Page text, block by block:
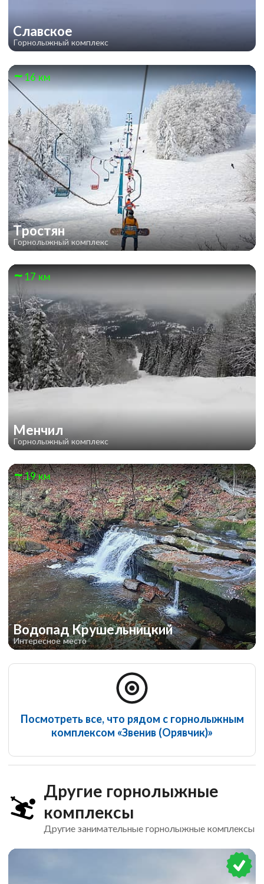
Славское
Горнолыжный комплекс
16 км
Тростян
Горнолыжный комплекс
17 км
Менчил
Горнолыжный комплекс
19 км
Водопад Крушельницкий
Интересное место
Посмотреть все, что рядом с горнолыжным
комплексом «Звенив (Орявчик)»
Другие горнолыжные
комплексы
Другие занимательные горнолыжные комплексы